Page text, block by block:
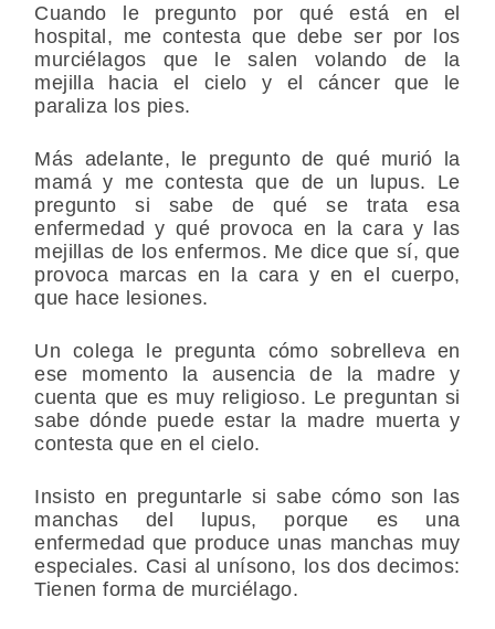
Cuando le pregunto por qué está en el
hospital, me contesta que debe ser por los
murciélagos que le salen volando de la
mejilla hacia el cielo y el cáncer que le
paraliza los pies.
Más adelante, le pregunto de qué murió la
mamá y me contesta que de un lupus. Le
pregunto si sabe de qué se trata esa
enfermedad y qué provoca en la cara y las
mejillas de los enfermos. Me dice que sí, que
provoca marcas en la cara y en el cuerpo,
que hace lesiones.
Un colega le pregunta cómo sobrelleva en
ese momento la ausencia de la madre y
cuenta que es muy religioso. Le preguntan si
sabe dónde puede estar la madre muerta y
contesta que en el cielo.
Insisto en preguntarle si sabe cómo son las
manchas del lupus, porque es una
enfermedad que produce unas manchas muy
especiales. Casi al unísono, los dos decimos:
Tienen forma de murciélago.